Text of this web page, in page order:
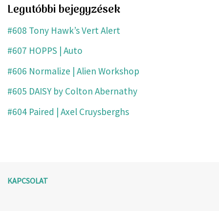
Legutóbbi bejegyzések
#608 Tony Hawk’s Vert Alert
#607 HOPPS | Auto
#606 Normalize | Alien Workshop
#605 DAISY by Colton Abernathy
#604 Paired | Axel Cruysberghs
KAPCSOLAT